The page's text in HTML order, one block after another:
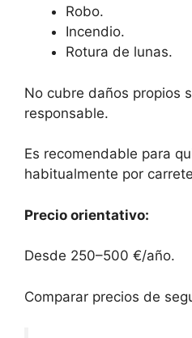
Robo.
Incendio.
Rotura de lunas.
No cubre daños propios
responsable.
Es recomendable para
habitualmente por
Precio orientativo:
Desde 250–500 €/año.
Comparar precios de